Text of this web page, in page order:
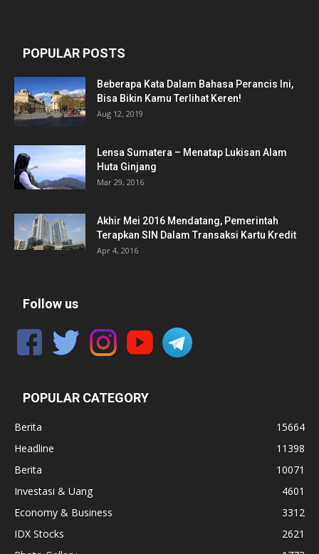
POPULAR POSTS
Beberapa Kata Dalam Bahasa Perancis Ini,
Bisa Bikin Kamu Terlihat Keren!
Aug 12, 2019
Lensa Sumatera – Menatap Lukisan Alam
Huta Ginjang
Mar 29, 2016
Akhir Mei 2016 Mendatang, Pemerintah
Terapkan SIN Dalam Transaksi Kartu Kredit
Apr 4, 2016
Follow us
POPULAR CATEGORY
Berita
15664
Headline
11398
Berita
10071
Investasi & Uang
4601
Economy & Business
3312
IDX Stocks
2621